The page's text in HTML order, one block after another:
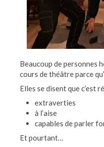
Beaucoup de personnes
cours de théâtre parce
Elles se disent que c’est
extraverties
à l’aise
capables de parler
Et pourtant…